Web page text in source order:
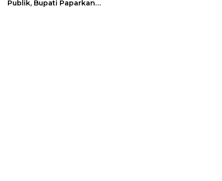
Publik, Bupati Paparkan